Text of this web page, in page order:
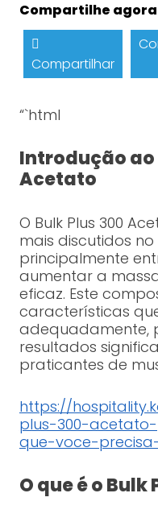
Compartilhe
Compartilhar
“`html
Introdução ao
Acetato
O Bulk Plus 300
mais discutidos
principalmente
aumentar a
eficaz. Este
características
adequadamente,
resultados
praticantes de
https://
plus-300-
que-voce-
O que é o